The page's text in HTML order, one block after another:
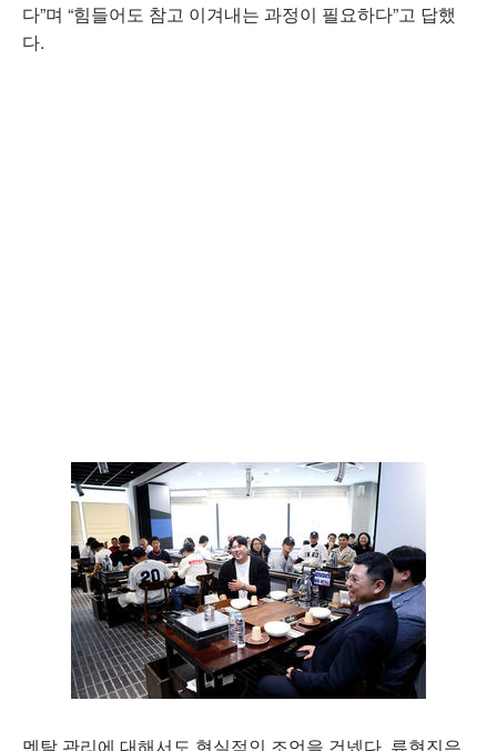
다”며 “힘들어도 참고 이겨내는 과정이 필요하다”고 답했
다.